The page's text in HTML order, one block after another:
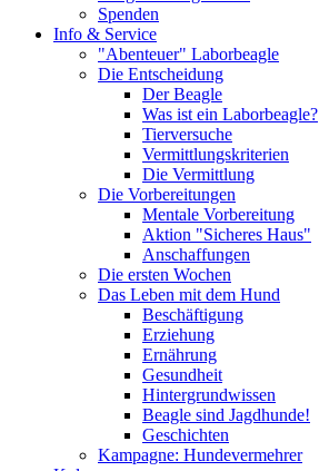
Spenden
Info & Service
"Abenteuer" Laborbeagle
Die Entscheidung
Der Beagle
Was ist ein Laborbeagle?
Tierversuche
Vermittlungskriterien
Die Vermittlung
Die Vorbereitungen
Mentale Vorbereitung
Aktion "Sicheres Haus"
Anschaffungen
Die ersten Wochen
Das Leben mit dem Hund
Beschäftigung
Erziehung
Ernährung
Gesundheit
Hintergrundwissen
Beagle sind Jagdhunde!
Geschichten
Kampagne: Hundevermehrer